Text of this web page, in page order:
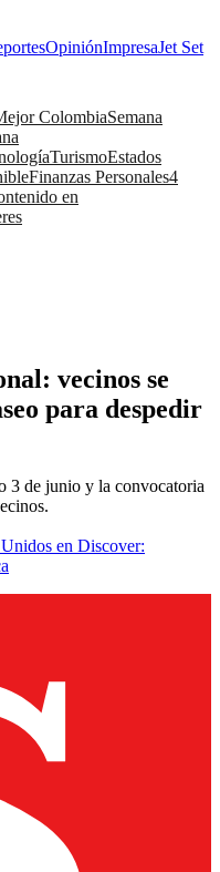
OpiniónImpresaJet Set
ColombiaSemana
TurismoEstados
Finanzas Personales4
en
vecinos se
para despedir
3 de junio y la convocatoria
en Discover: